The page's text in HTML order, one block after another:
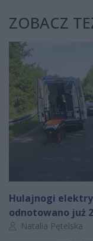
ZOBACZ
Hulajnogi
odnotowano już
Autor artykułu:
Natalia Pętelska